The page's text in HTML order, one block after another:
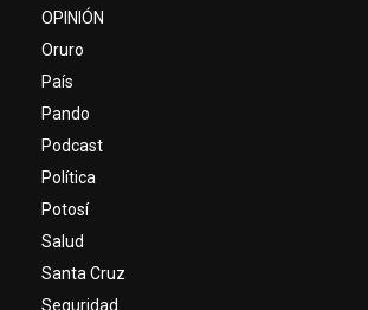
OPINIÓN
Oruro
País
Pando
Podcast
Política
Potosí
Salud
Santa Cruz
Seguridad